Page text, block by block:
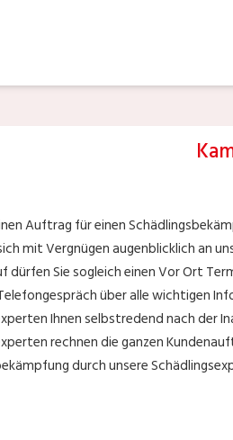
Auftrag für einen
mit Vergnügen augenblicklich an
dürfen Sie sogleich einen Vor Ort
über alle wichtigen
Ihnen selbstredend nach der
rechnen die ganzen
durch unsere